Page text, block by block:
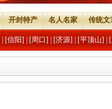
开封特产 名人名家 传统文
[信阳] [周口] [济源] [平顶山]